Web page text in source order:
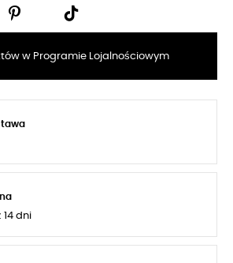
w Programie Lojalnościowym
14 dni